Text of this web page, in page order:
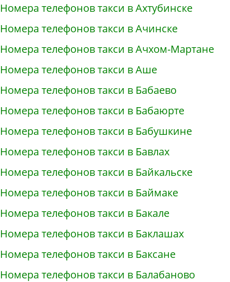
Номера телефонов такси в Ахтубинске
Номера телефонов такси в Ачинске
Номера телефонов такси в Ачхом-Мартане
Номера телефонов такси в Аше
Номера телефонов такси в Бабаево
Номера телефонов такси в Бабаюрте
Номера телефонов такси в Бабушкине
Номера телефонов такси в Бавлах
Номера телефонов такси в Байкальске
Номера телефонов такси в Баймаке
Номера телефонов такси в Бакале
Номера телефонов такси в Баклашах
Номера телефонов такси в Баксане
Номера телефонов такси в Балабаново